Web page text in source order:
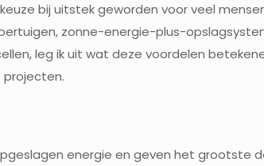
bij uitstek geworden voor veel
zonne-energie-plus-
leg ik uit wat deze voordelen
projecten.
energie en geven het grootste